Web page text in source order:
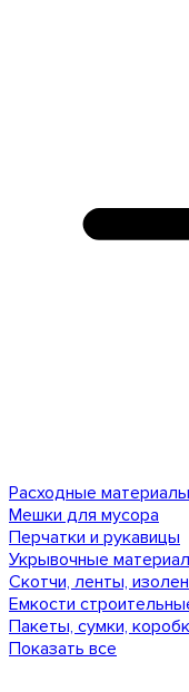
Расходные
Мешки для мусора
Перчатки и рукавицы
Укрывочные
Скотчи, ленты,
Емкости
Пакеты, сумки,
Показать все